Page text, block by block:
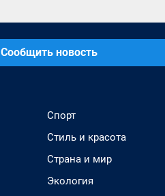
Сообщить новость
Спорт
Стиль и красота
Страна и мир
Экология